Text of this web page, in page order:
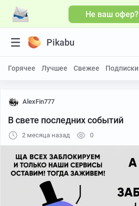
Не ваш офер?
Pikabu
Горячее Лучшее Свежее Подписки
AlexFin777
В свете последних событий
2 месяца назад 0